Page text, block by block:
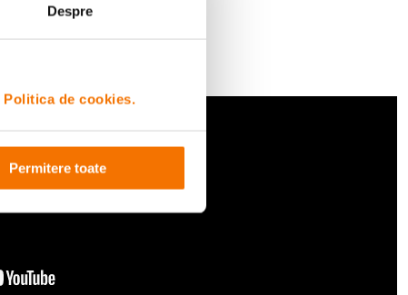
Despre
Politica de cookies.
Permitere toate